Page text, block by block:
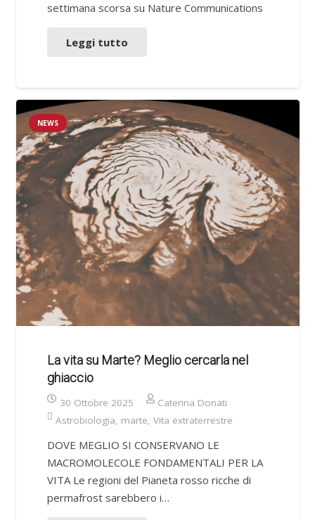
settimana scorsa su Nature Communications
Leggi tutto
NEWS
La vita su Marte? Meglio cercarla nel
ghiaccio
30 Ottobre 2025
Caterina Donati
Astrobiologia, marte, Vita extraterrestre
DOVE MEGLIO SI CONSERVANO LE
MACROMOLECOLE FONDAMENTALI PER LA
VITA Le regioni del Pianeta rosso ricche di
permafrost sarebbero i…